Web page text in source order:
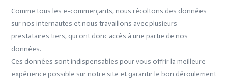
Comme tous les e-commerçants, nous récoltons des données
sur nos internautes et nous travaillons avec plusieurs
prestataires tiers, qui ont donc accès à une partie de nos
données.
Ces données sont indispensables pour vous offrir la meilleure
expérience possible sur notre site et garantir le bon déroulement